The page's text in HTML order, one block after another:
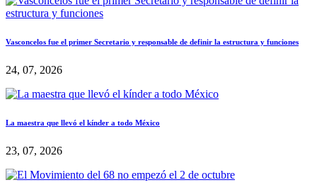
Vasconcelos fue el primer Secretario y responsable de definir la estructura y funciones
24, 07, 2026
La maestra que llevó el kínder a todo México
23, 07, 2026